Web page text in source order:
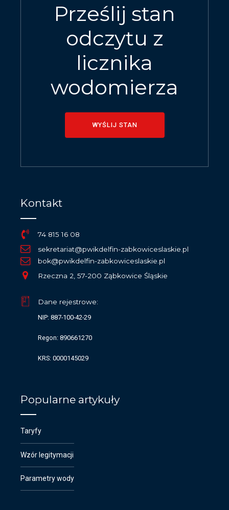
Prześlij stan
odczytu z
licznika
wodomierza
WYŚLIJ STAN
Kontakt
74 815 16 08
sekretariat@pwikdelfin-zabkowiceslaskie.pl
bok@pwikdelfin-zabkowiceslaskie.pl
Rzeczna 2, 57-200 Ząbkowice Śląskie
Dane rejestrowe:
NIP: 887-100-42-29
Regon: 890661270
KRS: 0000145029
Popularne artykuły
Taryfy
Wzór legitymacji
Parametry wody